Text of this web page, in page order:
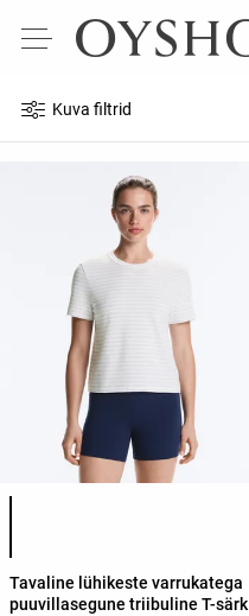
Kuva filtrid
Tavaline lühikeste varrukatega
puuvillasegune triibuline T-särk